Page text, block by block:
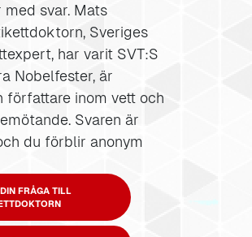
svar. Mats
Sveriges
har varit SVT:S
Nobelfester, är
författare inom vett och
Svaren är
du förblir anonym
FRÅGA TILL